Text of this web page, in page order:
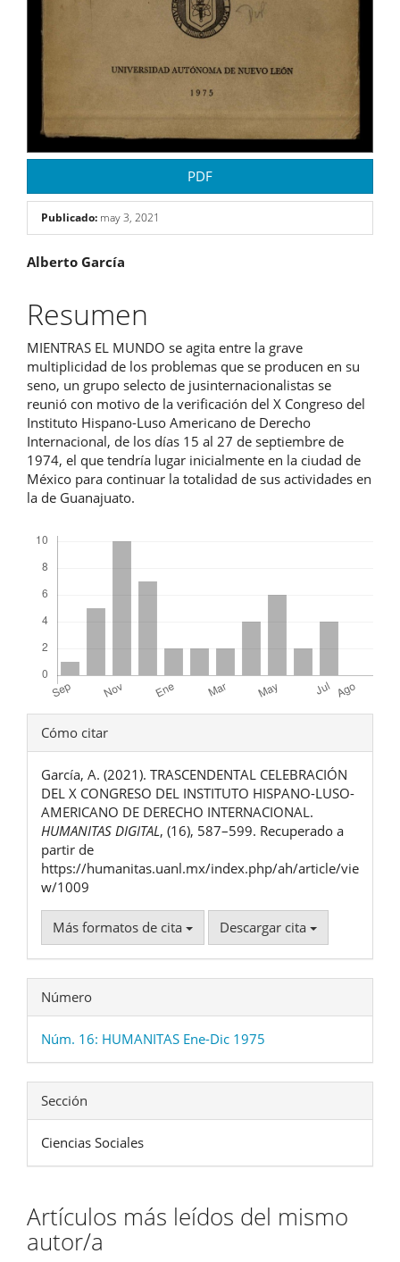
PDF
Publicado: may 3, 2021
Contenido
principal
del
artículo
Alberto García
Resumen
MIENTRAS EL MUNDO se agita entre la grave
multiplicidad de los problemas que se producen en su
seno, un grupo selecto de jusinternacionalistas se
reunió con motivo de la verificación del X Congreso del
Instituto Hispano-Luso Americano de Derecho
Internacional, de los días 15 al 27 de septiembre de
1974, el que tendría lugar inicialmente en la ciudad de
México para continuar la totalidad de sus actividades en
la de Guanajuato.
Detalles
del
artículo
Cómo citar
García, A. (2021). TRASCENDENTAL CELEBRACIÓN
DEL X CONGRESO DEL INSTITUTO HISPANO-LUSO-
AMERICANO DE DERECHO INTERNACIONAL.
HUMANITAS DIGITAL, (16), 587–599. Recuperado a
partir de
https://humanitas.uanl.mx/index.php/ah/article/vie
w/1009
Más formatos de cita Descargar cita
Número
Núm. 16: HUMANITAS Ene-Dic 1975
Sección
Ciencias Sociales
Artículos más leídos del mismo
autor/a